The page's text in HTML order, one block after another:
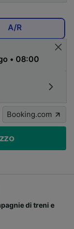
A/R
Booking.com
di treni e